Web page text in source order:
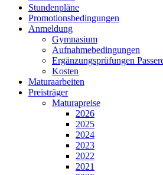
Stundenpläne
Promotionsbedingungen
Anmeldung
Gymnasium
Aufnahmebedingungen
Ergänzungsprüfungen
Kosten
Maturaarbeiten
Preisträger
Maturapreise
2026
2025
2024
2023
2022
2021